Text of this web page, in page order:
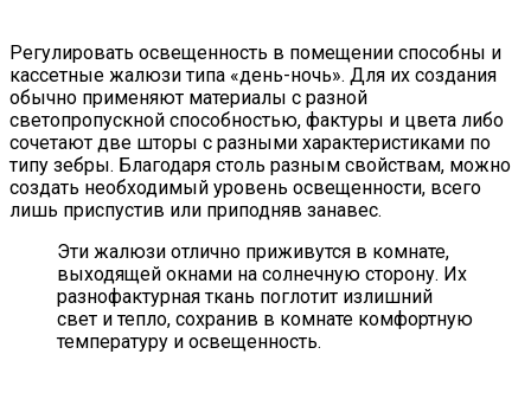
Регулировать освещенность в помещении способны и
кассетные жалюзи типа «день-ночь». Для их создания
обычно применяют материалы с разной
светопропускной способностью, фактуры и цвета либо
сочетают две шторы с разными характеристиками по
типу зебры. Благодаря столь разным свойствам, можно
создать необходимый уровень освещенности, всего
лишь приспустив или приподняв занавес.
Эти жалюзи отлично приживутся в комнате,
выходящей окнами на солнечную сторону. Их
разнофактурная ткань поглотит излишний
свет и тепло, сохранив в комнате комфортную
температуру и освещенность.